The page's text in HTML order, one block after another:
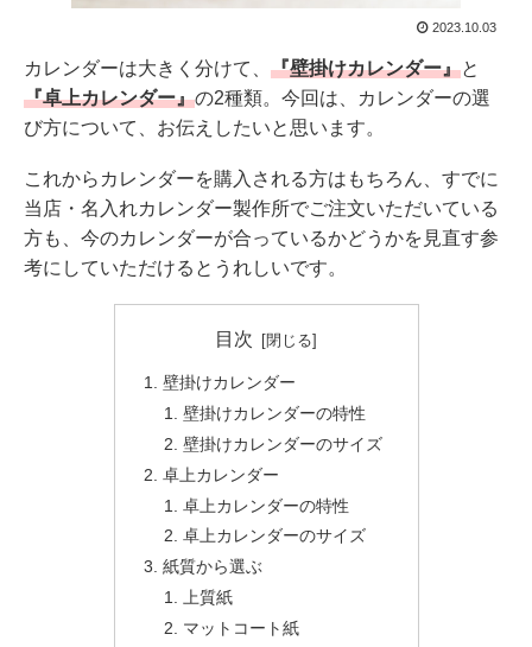
2023.10.03
カレンダーは大きく分けて、 『壁掛けカレンダー』と
『卓上カレンダー』の2種類。今回は、カレンダーの選
び方について、お伝えしたいと思います。
これからカレンダーを購入される方はもちろん、すでに
当店・名入れカレンダー製作所でご注文いただいている
方も、今のカレンダーが合っているかどうかを見直す参
考にしていただけるとうれしいです。
目次
壁掛けカレンダー
壁掛けカレンダーの特性
壁掛けカレンダーのサイズ
卓上カレンダー
卓上カレンダーの特性
卓上カレンダーのサイズ
紙質から選ぶ
上質紙
マットコート紙